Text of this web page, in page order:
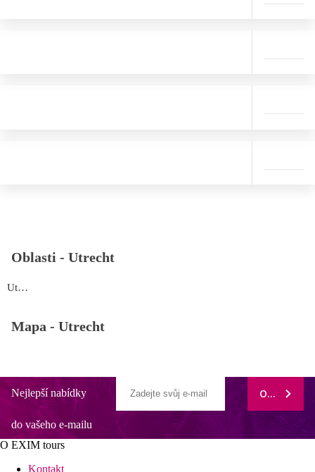
Oblasti - Utrecht
Utrecht
Mapa - Utrecht
Nejlepší nabídky
do vašeho e-mailu
ODEBÍRAT
O EXIM tours
Kontakt